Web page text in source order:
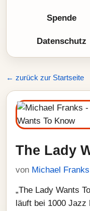
Spende
Datenschutz
← zurück zur Startseite
The Lady
von Michael Franks
„The Lady Wants
läuft bei 1000